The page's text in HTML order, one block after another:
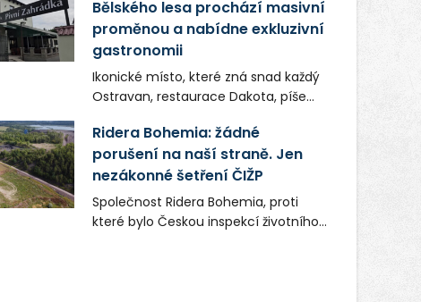
Bělského lesa prochází masivní
proměnou a nabídne exkluzivní
gastronomii
Ikonické místo, které zná snad každý
Ostravan, restaurace Dakota, píše
společnost Dang Investment Group
s.r.o. investuje do projektu přes 50
milionů korun. Cílem je přinést
Ostravě dva špičkové gastronomické
koncepty, které v regionu dosud
chyběly, luxusní středomořskou
Ridera Bohemia: žádné
porušení na naší straně. Jen
nezákonné šetření ČIŽP
Společnost Ridera Bohemia, proti
které bylo Českou inspekcí životního